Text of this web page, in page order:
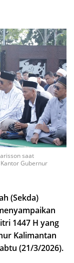
saat
Gubernur
(Sekda)
1447 H yang
Kalimantan
(21/3/2026).